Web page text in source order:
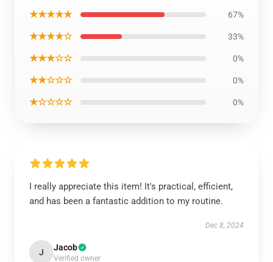
★★★★★ 67%
★★★★☆ 33%
★★★☆☆ 0%
★★☆☆☆ 0%
★☆☆☆☆ 0%
I really appreciate this item! It's practical, efficient,
and has been a fantastic addition to my routine.
Dec 8, 2024
J Jacob
Verified owner